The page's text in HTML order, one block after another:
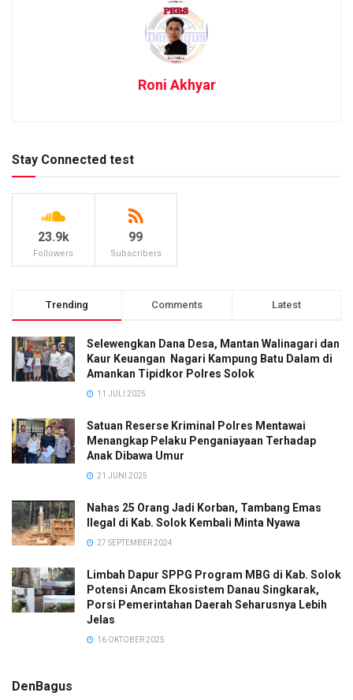
Roni Akhyar
Stay Connected test
23.9k
Followers
99
Subscribers
Trending Comments Latest
Selewengkan Dana Desa, Mantan Walinagari dan
Kaur Keuangan Nagari Kampung Batu Dalam di
Amankan Tipidkor Polres Solok
11 JULI 2025
Satuan Reserse Kriminal Polres Mentawai
Menangkap Pelaku Penganiayaan Terhadap
Anak Dibawa Umur
21 JUNI 2025
Nahas 25 Orang Jadi Korban, Tambang Emas
Ilegal di Kab. Solok Kembali Minta Nyawa
27 SEPTEMBER 2024
Limbah Dapur SPPG Program MBG di Kab. Solok
Potensi Ancam Ekosistem Danau Singkarak,
Porsi Pemerintahan Daerah Seharusnya Lebih
Jelas
16 OKTOBER 2025
DenBagus